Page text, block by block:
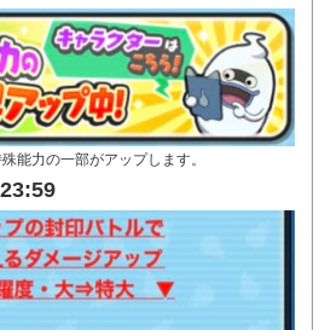
能力の一部がアップします。